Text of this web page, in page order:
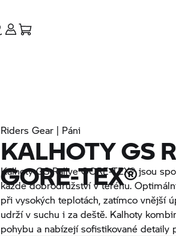
Riders Gear | Páni
KALHOTY GS
GORE-TEX®
Kalhoty GS Rallye GORE-TEX® jsou
každé dobrodružství v terénu.
při vysokých teplotách, zatímco vnější
udrží v suchu i za deště. Kalhoty
pohybu a nabízejí sofistikované detaily